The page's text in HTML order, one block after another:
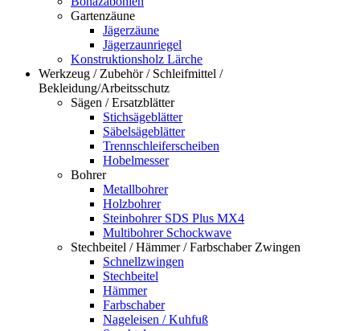
Gartenzäune
Jägerzäune
Jägerzaunriegel
Konstruktionsholz Lärche
Werkzeug / Zubehör / Schleifmittel /
Bekleidung/Arbeitsschutz
Sägen / Ersatzblätter
Stichsägeblätter
Säbelsägeblätter
Trennschleiferscheiben
Hobelmesser
Bohrer
Metallbohrer
Holzbohrer
Steinbohrer SDS Plus MX4
Multibohrer Schockwave
Stechbeitel / Hämmer / Farbschaber Zwingen
Schnellzwingen
Stechbeitel
Hämmer
Farbschaber
Nageleisen / Kuhfuß